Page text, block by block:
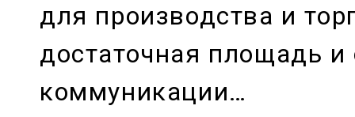
для производства и
достаточная площадь
коммуникации…